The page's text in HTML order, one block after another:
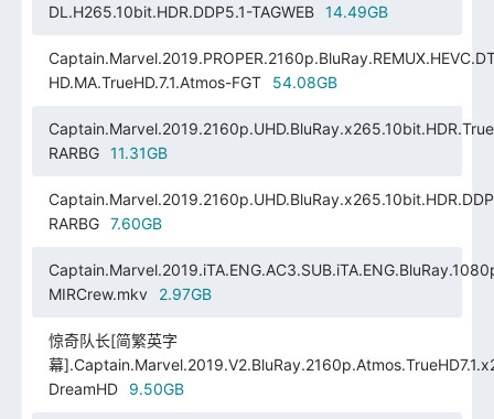
DL.H265.10bit.HDR.DDP5.1-TAGWEB
14.49GB
HD.MA.TrueHD.7.1.Atmos-FGT
54.08GB
RARBG
11.31GB
RARBG
7.60GB
MIRCrew.mkv
2.97GB
惊奇队长[简繁英字
幕
DreamHD
9.50GB